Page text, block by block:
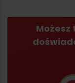
Możesz